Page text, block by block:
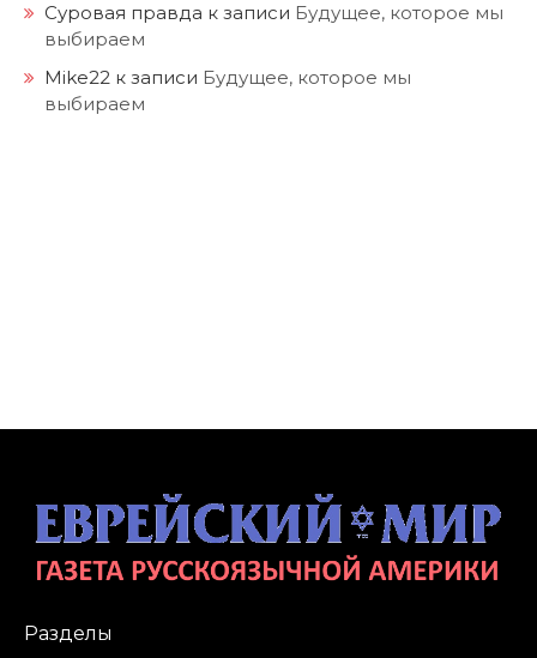
Суровая правда к записи Будущее, которое мы
выбираем
Mike22 к записи Будущее, которое мы
выбираем
Разделы